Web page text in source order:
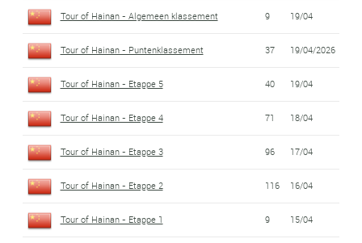
Tour of Hainan - Algemeen klassement 9 19/04
Tour of Hainan - Puntenklassement 37 19/04/2026
Tour of Hainan - Etappe 5 40 19/04
Tour of Hainan - Etappe 4 71 18/04
Tour of Hainan - Etappe 3 96 17/04
Tour of Hainan - Etappe 2 116 16/04
Tour of Hainan - Etappe 1 9 15/04